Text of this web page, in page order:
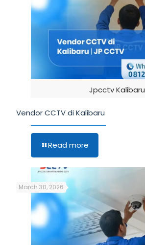
Jpcctv Kalibaru
Vendor CCTV di Kalibaru
Read more
March 30, 2026